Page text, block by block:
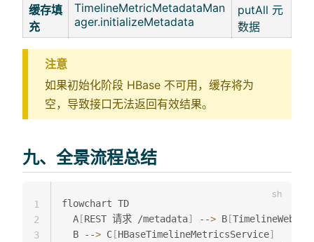
缓存填
充
TimelineMetricMetadataMan
ager.initializeMetadata
putAll 元
数据
注意
如果初始化阶段 HBase 不可用，缓存将为
空，导致接口无法返回有效结果。
九、全景流程总结
flowchart TD
  A
[REST 请求 /metadata] --> B [
  B --
> C [HBaseTimelineMetricsService]
1
2
3